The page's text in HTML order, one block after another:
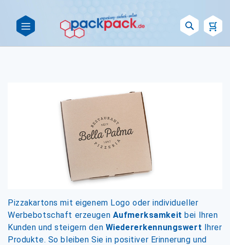
Pizzakartons mit eigenem Logo oder individueller
Werbebotschaft erzeugen Aufmerksamkeit bei Ihren
Kunden und steigern den Wiedererkennungswert Ihrer
Produkte. So bleiben Sie in positiver Erinnerung und